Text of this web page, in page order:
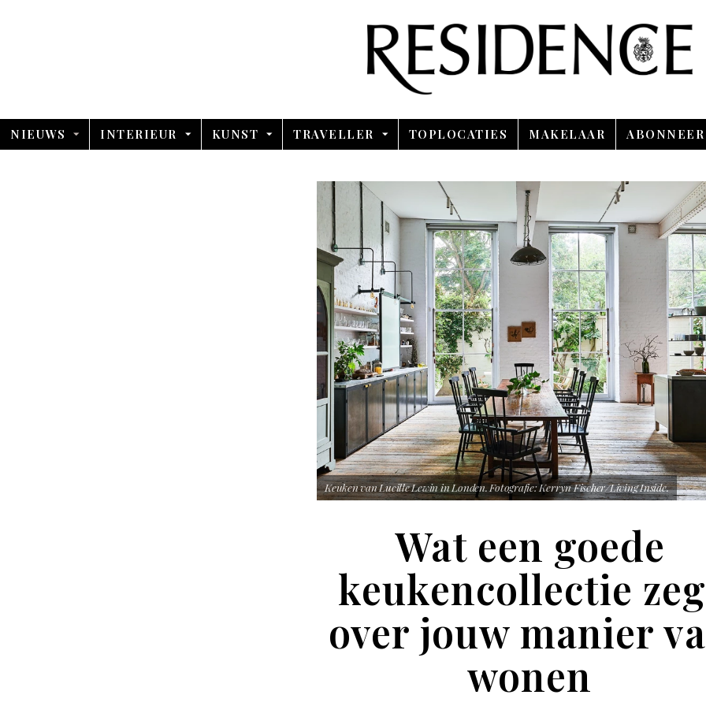
NIEUWS INTERIEUR KUNST TRAVELLER TOPLOCATIES MAKELAAR ABONNEER
Keuken van Lucille Lewin in Londen. Fotografie: Kerryn Fischer/Living Inside.
Wat een goede
keukencollectie
over jouw manier
wonen